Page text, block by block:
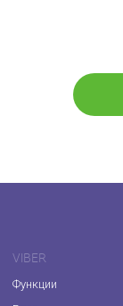
VIBER
Функции